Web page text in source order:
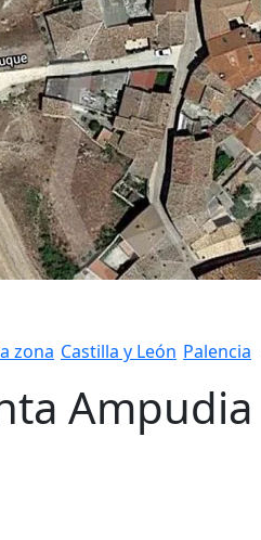
zona Castilla y León Palencia
Ampudia